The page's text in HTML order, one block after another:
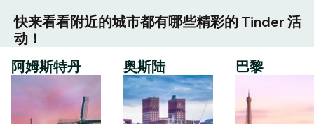
快来看看附近的城市都有哪些精彩的 Tinder 活
动！
阿姆斯特丹
奥斯陆 巴黎